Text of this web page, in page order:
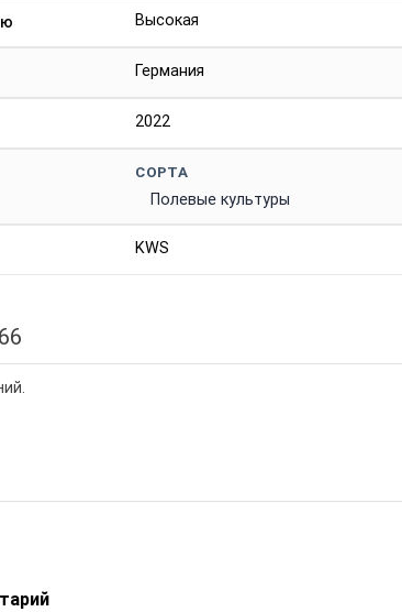
Высокая
Германия
2022
СОРТА
Полевые культуры
KWS